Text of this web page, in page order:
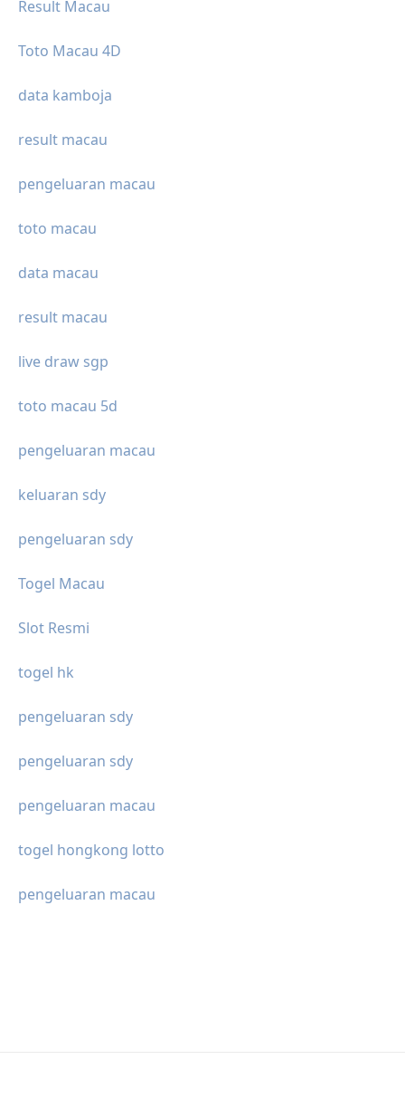
Result Macau
Toto Macau 4D
data kamboja
result macau
pengeluaran macau
toto macau
data macau
result macau
live draw sgp
toto macau 5d
pengeluaran macau
keluaran sdy
pengeluaran sdy
Togel Macau
Slot Resmi
togel hk
pengeluaran sdy
pengeluaran sdy
pengeluaran macau
togel hongkong lotto
pengeluaran macau